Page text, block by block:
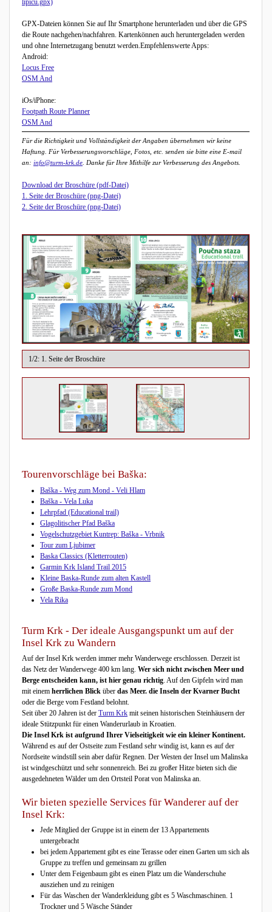
GPX-Dateien können Sie auf Ihr Smartphone herunterladen und über die GPS
die Route nachgehen/nachfahren. Kartenkönnen auch heruntergeladen werden
und ohne Internetzugang benutzt werden.Empfehlenswerte Apps:
Android:
Locus Free
OSM And
iOs/iPhone:
Footpath Route Planner
OSM And
Für die Richtigkeit und Vollständigkeit der Angaben übernehmen wir keine
Haftung. Für Verbesserungsvorschläge, Fotos, etc. senden sie bitte eine E-mail
an: info@turm-krk.de . Danke für Ihre Mithilfe zur Verbesserung des Angebots.
Download der Broschüre (pdf-Datei)
1. Seite der Broschüre (png-Datei)
2. Seite der Broschüre (png-Datei)
1/2: 1. Seite der Broschüre
Tourenvorschläge bei Baška:
Baška - Weg zum Mond - Veli Hlam
Baška - Vela Luka
Lehrpfad (Educational trail)
Glagolitischer Pfad Baška
Vogelschutzgebiet Kuntrep: Baška - Vrbnik
Tour zum Ljubimer
Baska Classics (Kletterrouten)
Garmin Krk Island Trail 2015
Kleine Baska-Runde zum alten Kastell
Große Baska-Runde zum Mond
Vela Rika
Turm Krk - Der ideale Ausgangspunkt um auf der
Insel Krk zu Wandern
Auf der Insel Krk werden immer mehr Wanderwege erschlossen. Derzeit ist
das Netz der Wanderwege 400 km lang. Wer sich nicht zwischen Meer und
Berge entscheiden kann, ist hier genau richtig. Auf den Gipfeln wird man
mit einem herrlichen Blick über das Meer. die Inseln der Kvarner Bucht
oder die Berge vom Festland belohnt.
Seit über 20 Jahren ist der Turm Krk mit seinen historischen Steinhäusern der
ideale Stützpunkt für einen Wanderurlaub in Kroatien.
Die Insel Krk ist aufgrund Ihrer Vielseitigkeit wie ein kleiner Kontinent.
Während es auf der Ostseite zum Festland sehr windig ist, kann es auf der
Nordseite windstill sein aber dafür Regnen. Der Westen der Insel um Malinska
ist windgeschützt und sehr sonnenreich. Bei zu großer Hitze bieten sich die
ausgedehneten Wälder um den Ortsteil Porat von Malinska an.
Wir bieten spezielle Services für Wanderer auf der
Insel Krk:
Jede Mitglied der Gruppe ist in einem der 13 Appartements
untergebracht
bei jedem Appartement gibt es eine Terasse oder einen Garten um sich als
Gruppe zu treffen und gemeinsam zu grillen
Unter dem Feigenbaum gibt es einen Platz um die Wanderschuhe
ausziehen und zu reinigen
Für das Waschen der Wanderkleidung gibt es 5 Waschmaschinen. 1
Trockner und 5 Wäsche Ständer